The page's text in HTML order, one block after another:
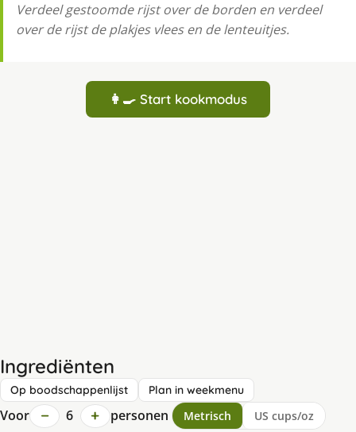
Verdeel gestoomde rijst over de borden en verdeel
over de rijst de plakjes vlees en de lenteuitjes.
👩‍🍳 Start kookmodus
Ingrediënten
Op boodschappenlijst Plan in weekmenu
Voor − 6 + personen Metrisch US cups/oz